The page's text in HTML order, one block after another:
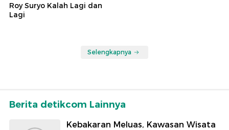
Roy Suryo Kalah Lagi dan
Lagi
Selengkapnya
Berita detikcom Lainnya
Kebakaran Meluas, Kawasan Wisata